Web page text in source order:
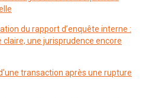
du rapport d’enquête interne :
une jurisprudence encore
transaction après une rupture